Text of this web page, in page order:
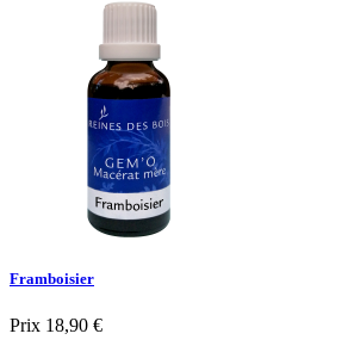
Framboisier
Prix 18,90 €